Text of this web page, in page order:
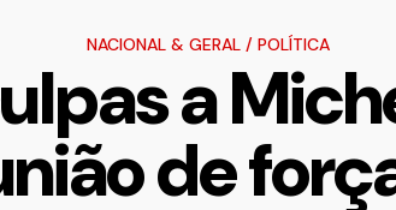
NACIONAL & GERAL / POLÍTICA
a
de